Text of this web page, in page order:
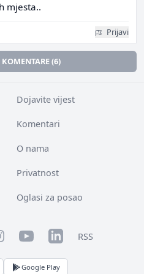
mjesta..
Prijavi
(6)
Dojavite vijest
Komentari
O nama
Privatnost
Oglasi za posao
YouTubeLinkedInRSS
Google Play